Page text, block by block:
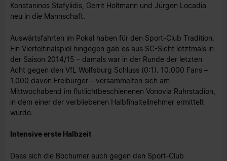
Konstaninos Stafylidis, Gerrit Holtmann und Jürgen Locadia
neu in die Mannschaft.
Auswärtsfahrten im Pokal haben für den Sport-Club Tradition.
Ein Viertelfinalspiel hingegen gab es aus SC-Sicht letztmals in
der Saison 2014/15 – damals war in der Runde der letzten
Acht gegen den VfL Wolfsburg Schluss (0:1). 10.000 Fans –
1.000 davon Freiburger – versammelten sich am
Mittwochabend im flutlichtbeschienenen Vonovia Ruhrstadion,
in dem einer der verbliebenen Halbfinalteilnehmer ermittelt
wurde.
Intensive erste Halbzeit
Dass sich die Bochumer auch gegen den Sport-Club